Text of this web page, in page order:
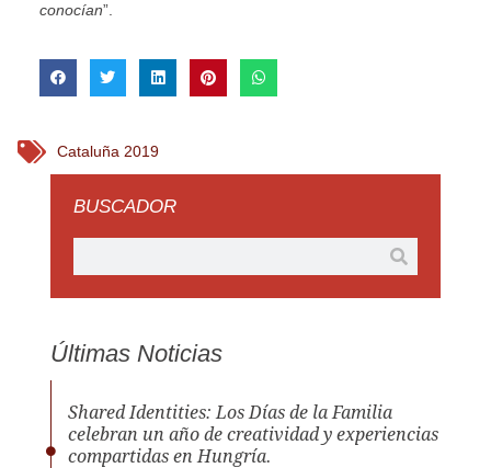
conocían”.
Cataluña 2019
BUSCADOR
Últimas Noticias
Shared Identities: Los Días de la Familia
celebran un año de creatividad y experiencias
compartidas en Hungría.